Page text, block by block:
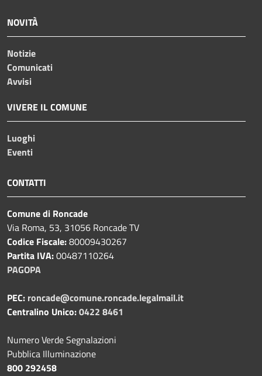
NOVITÀ
Notizie
Comunicati
Avvisi
VIVERE IL COMUNE
Luoghi
Eventi
CONTATTI
Comune di Roncade
Via Roma, 53, 31056 Roncade TV
Codice Fiscale:80009430267
Partita IVA:00487110264
PAGOPA
PEC: roncade@comune.roncade.legalmail.it
Centralino Unico:0422 8461
Numero Verde Segnalazioni
Pubblica Illuminazione
800 292458